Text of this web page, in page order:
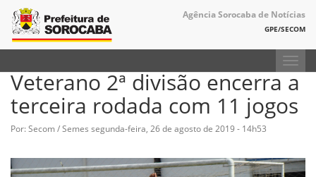
Agência Sorocaba de Notícias
GPE/SECOM
Veterano 2ª divisão encerra a
terceira rodada com 11 jogos
Por: Secom / Semes segunda-feira, 26 de agosto de 2019 - 14h53